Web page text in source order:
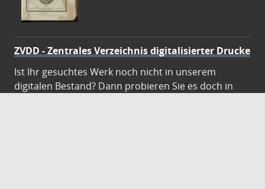
ZVDD - Zentrales Verzeichnis digitalisierter Drucke
Ist Ihr gesuchtes Werk noch nicht in unserem
digitalen Bestand? Dann probieren Sie es doch in